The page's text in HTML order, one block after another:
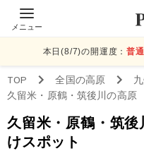
メニュー
本日(8/7)の開運度：普通
TOP 全国の高原
久留米・原鶴・筑後川の高原
久留米・原鶴・筑
けスポット